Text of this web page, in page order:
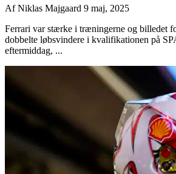
AfNiklas Majgaard 9 maj, 2025
Ferrari var stærke i træningerne og billedet
dobbelte løbsvindere i kvalifikationen på
eftermiddag, ...